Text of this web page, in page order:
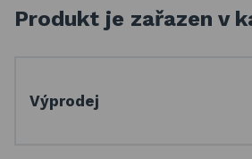
Produkt je zařazen v
Výprodej